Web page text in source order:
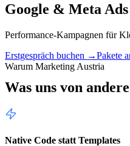
Google & Meta
Performance-Kampagnen für
Erstgespräch buchen →Pakete
Warum Marketing Austria
Was uns von
Native Code statt Templates